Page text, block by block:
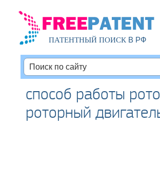
ПАТЕНТНЫЙ ПОИСКВ РФ
способ работы
роторный